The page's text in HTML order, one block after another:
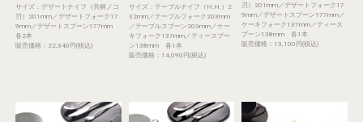
サイズ：デザートナイフ（共柄ノコ
刃）201mm／デザートフォーク17
9mm／デザートスプーン177mm
各2本
販売価格：22,340円(税込)
サイズ：テーブルナイフ（H.H.）2
32mm／テーブルフォーク203mm
／テーブルスプーン203mm／ケー
キフォーク137mm／ティースプー
ン138mm 各1本
販売価格：14,090円(税込)
刃）201mm／デザートフォーク17
9mm／デザートスプーン177mm／
ケーキフォーク137mm／ティース
プーン138mm 各1本
販売価格：13,100円(税込)